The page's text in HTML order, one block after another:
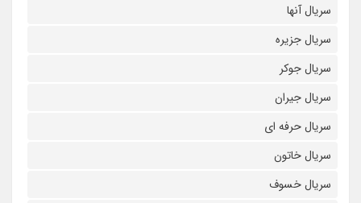
سریال آنها
سریال جزیره
سریال جوکر
سریال جیران
سریال حرفه ای
سریال خاتون
سریال خسوف